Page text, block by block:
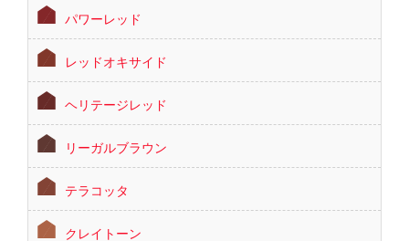
パワーレッド
レッドオキサイド
ヘリテージレッド
リーガルブラウン
テラコッタ
クレイトーン